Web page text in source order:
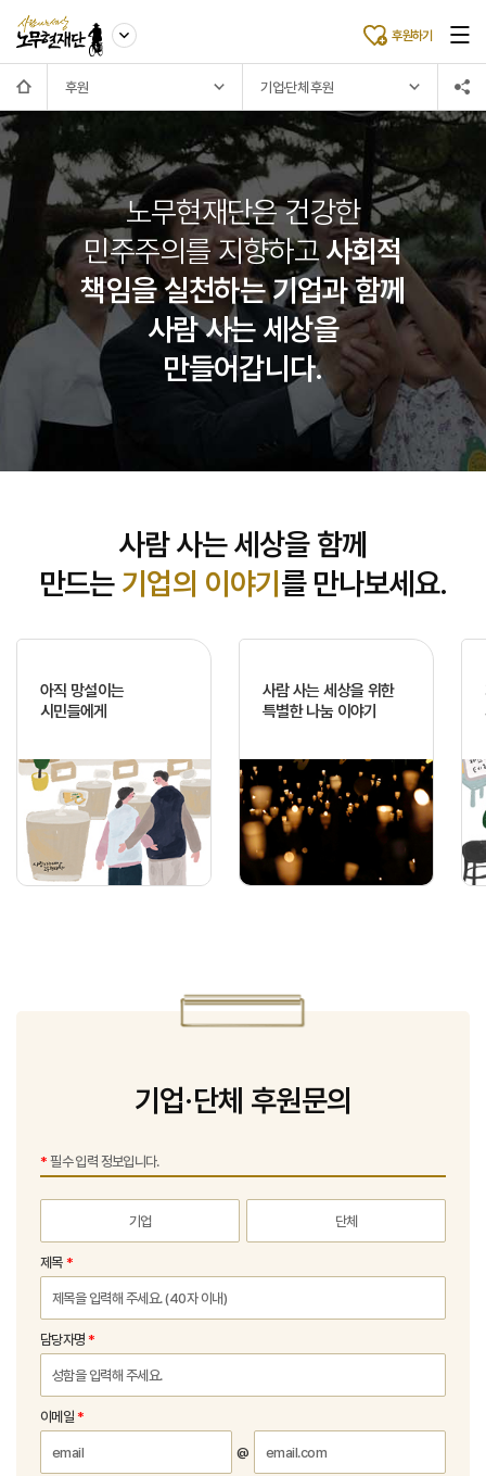
후원하기
후원 기업·단체 후원
노무현재단은 건강한
민주주의를 지향하고사회적
책임을 실천하는 기업과 함께
사람 사는 세상을
만들어갑니다.
사람 사는 세상을 함께
만드는 기업의 이야기 를 만나보세요.
아직 망설이는
시민들에게
사람 사는 세상을 위한
특별한 나눔 이야기
기업·단체 후원문의
* 필수 입력 정보입니다.
기업 단체
제목
담당자명
이메일
@